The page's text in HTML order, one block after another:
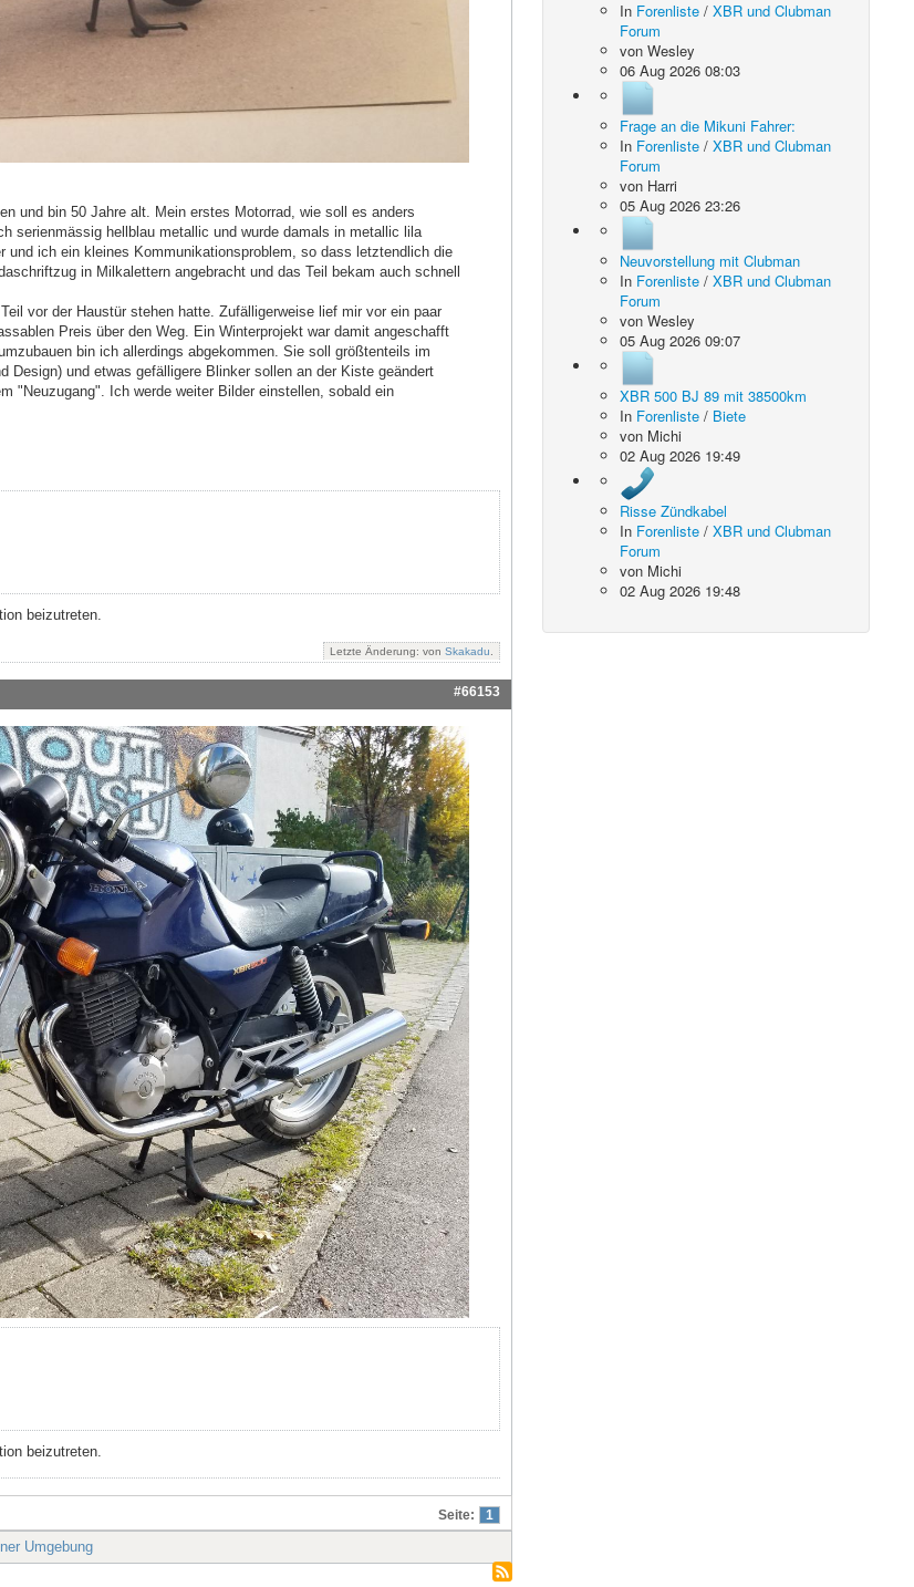
und bin 50 Jahre alt. Mein erstes Motorrad, wie soll es anders
serienmässig hellblau metallic und wurde damals in metallic lila
und ich ein kleines Kommunikationsproblem, so dass letztendlich die
in Milkalettern angebracht und das Teil bekam auch schnell
vor der Haustür stehen hatte. Zufälligerweise lief mir vor ein paar
Preis über den Weg. Ein Winterprojekt war damit angeschafft
bin ich allerdings abgekommen. Sie soll größtenteils im
Design) und etwas gefälligere Blinker sollen an der Kiste geändert
"Neuzugang". Ich werde weiter Bilder einstellen, sobald ein
beizutreten.
Letzte Änderung: von Skakadu
#66153
beizutreten.
Seite: 1
Umgebung
In Forenliste /XBR und Clubman
Forum
vonWesley
06 Aug 2026 08:03
Frage an die Mikuni Fahrer:
In Forenliste /XBR und Clubman
Forum
von Harri
05 Aug 2026 23:26
Neuvorstellung mit Clubman
In Forenliste /XBR und Clubman
Forum
vonWesley
05 Aug 2026 09:07
XBR 500 BJ 89 mit 38500km
In Forenliste / Biete
von Michi
02 Aug 2026 19:49
Risse Zündkabel
In Forenliste /XBR und Clubman
Forum
von Michi
02 Aug 2026 19:48